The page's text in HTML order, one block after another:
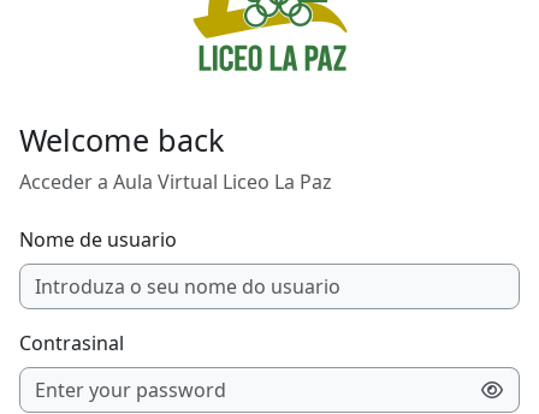
Welcome back
Acceder a Aula Virtual Liceo La Paz
Nome de usuario
Contrasinal